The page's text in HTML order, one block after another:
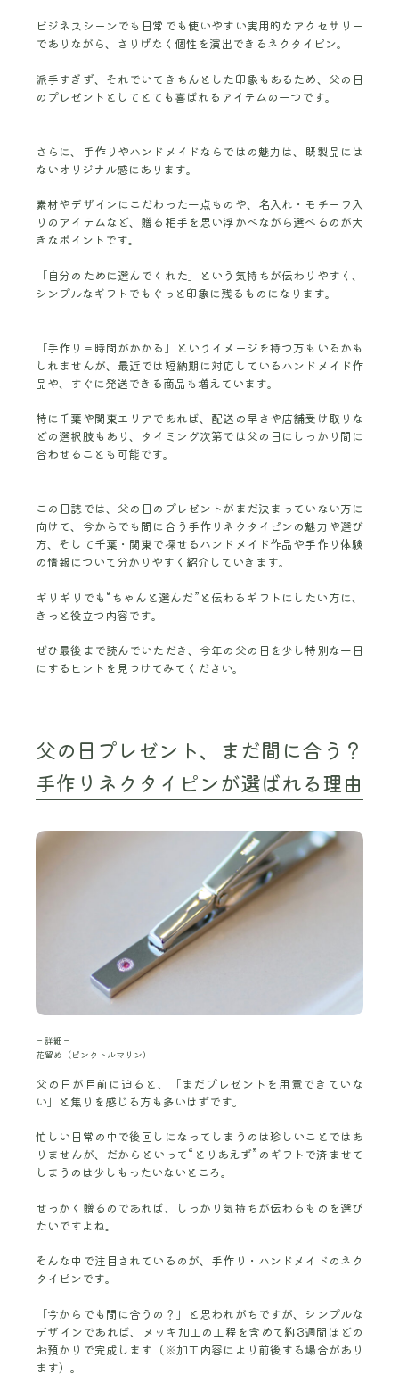
ビジネスシーンでも日常でも使いやすい実用的なアクセサリー
でありながら、さりげなく個性を演出できるネクタイピン。
派手すぎず、それでいてきちんとした印象もあるため、父の日
のプレゼントとしてとても喜ばれるアイテムの一つです。
さらに、手作りやハンドメイドならではの魅力は、既製品には
ないオリジナル感にあります。
素材やデザインにこだわった一点ものや、名入れ・モチーフ入
りのアイテムなど、贈る相手を思い浮かべながら選べるのが大
きなポイントです。
「自分のために選んでくれた」という気持ちが伝わりやすく、
シンプルなギフトでもぐっと印象に残るものになります。
「手作り＝時間がかかる」というイメージを持つ方もいるかも
しれませんが、最近では短納期に対応しているハンドメイド作
品や、すぐに発送できる商品も増えています。
特に千葉や関東エリアであれば、配送の早さや店舗受け取りな
どの選択肢もあり、タイミング次第では父の日にしっかり間に
合わせることも可能です。
この日誌では、父の日のプレゼントがまだ決まっていない方に
向けて、今からでも間に合う手作りネクタイピンの魅力や選び
方、そして千葉・関東で探せるハンドメイド作品や手作り体験
の情報について分かりやすく紹介していきます。
ギリギリでも“ちゃんと選んだ”と伝わるギフトにしたい方に、
きっと役立つ内容です。
ぜひ最後まで読んでいただき、今年の父の日を少し特別な一日
にするヒントを見つけてみてください。
父の日プレゼント、まだ間に合う？
手作りネクタイピンが選ばれる理由
－詳細－
花留め（ピンクトルマリン）
父の日が目前に迫ると、「まだプレゼントを用意できていな
い」と焦りを感じる方も多いはずです。
忙しい日常の中で後回しになってしまうのは珍しいことではあ
りませんが、だからといって“とりあえず”のギフトで済ませて
しまうのは少しもったいないところ。
せっかく贈るのであれば、しっかり気持ちが伝わるものを選び
たいですよね。
そんな中で注目されているのが、手作り・ハンドメイドのネク
タイピンです。
「今からでも間に合うの？」と思われがちですが、シンプルな
デザインであれば、メッキ加工の工程を含めて約3週間ほどの
お預かりで完成します（※加工内容により前後する場合があり
ます）。